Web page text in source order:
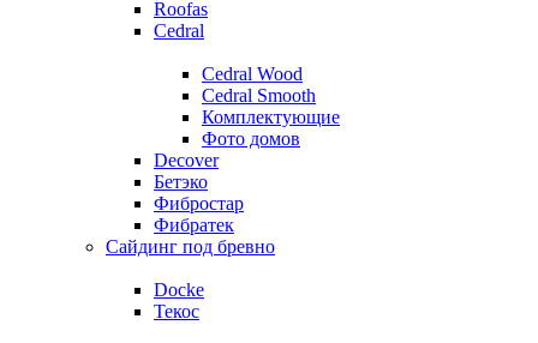
Roofas
Cedral
Cedral Wood
Cedral Smooth
Комплектующие
Фото домов
Decover
Бетэко
Фибростар
Фибратек
Сайдинг под бревно
Docke
Текос